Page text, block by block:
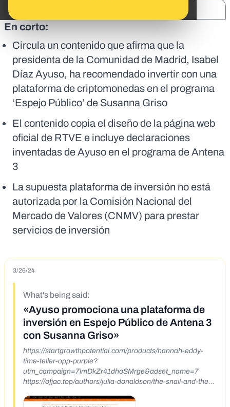
En corto:
Circula un contenido que afirma que la
presidenta de la Comunidad de Madrid, Isabel
Díaz Ayuso, ha recomendado invertir con una
plataforma de criptomonedas en el programa
‘Espejo Público’ de Susanna Griso
El contenido copia el diseño de la página web
oficial de RTVE e incluye declaraciones
inventadas de Ayuso en el programa de Antena
3
La supuesta plataforma de inversión no está
autorizada por la Comisión Nacional del
Mercado de Valores (CNMV) para prestar
servicios de inversión
3/26/24
What's being said:
«Ayuso promociona una plataforma de
inversión en Espejo Público de Antena 3
con Susanna Griso»
https://startgrowthpotential.com/products/hannah-eddy-
time-teller-opp-purple?
utm_campaign=7lmDkZr41dhoSMrge&adset_name=7
https://ofjac.top/authors/julia-donaldson/the-snail-and-the-
utm_term=Iij5_Z_gyRNWqE9_dxf1np&adset_name=ES-